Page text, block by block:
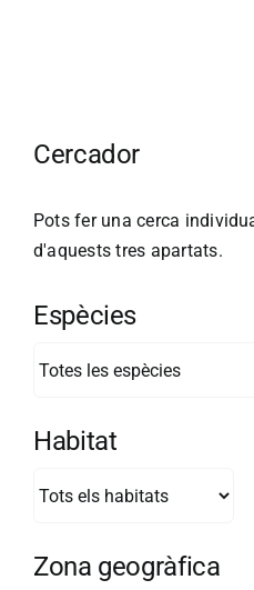
Cercador
Pots fer una cerca
d'aquests tres apartats.
Espècies
Habitat
Zona geogràfica